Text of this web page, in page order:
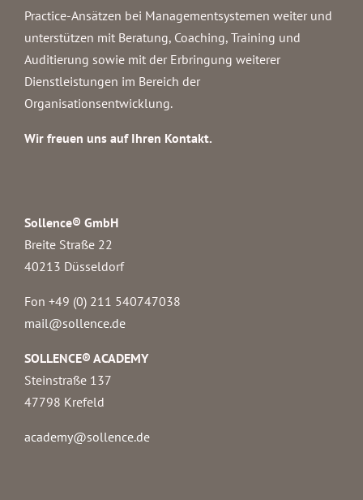
Practice-Ansätzen bei Managementsystemen weiter und
unterstützen mit Beratung, Coaching, Training und
Auditierung sowie mit der Erbringung weiterer
Dienstleistungen im Bereich der
Organisationsentwicklung.
Wir freuen uns auf Ihren Kontakt.
Sollence® GmbH
Breite Straße 22
40213 Düsseldorf
Fon +49 (0) 211 540747038‬
mail@sollence.de
SOLLENCE® ACADEMY
Steinstraße 137
47798 Krefeld
academy@sollence.de